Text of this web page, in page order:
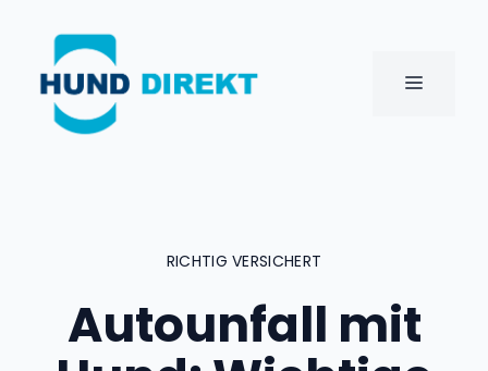
springen
MENÜ
RICHTIG VERSICHERT
Autounfall mit